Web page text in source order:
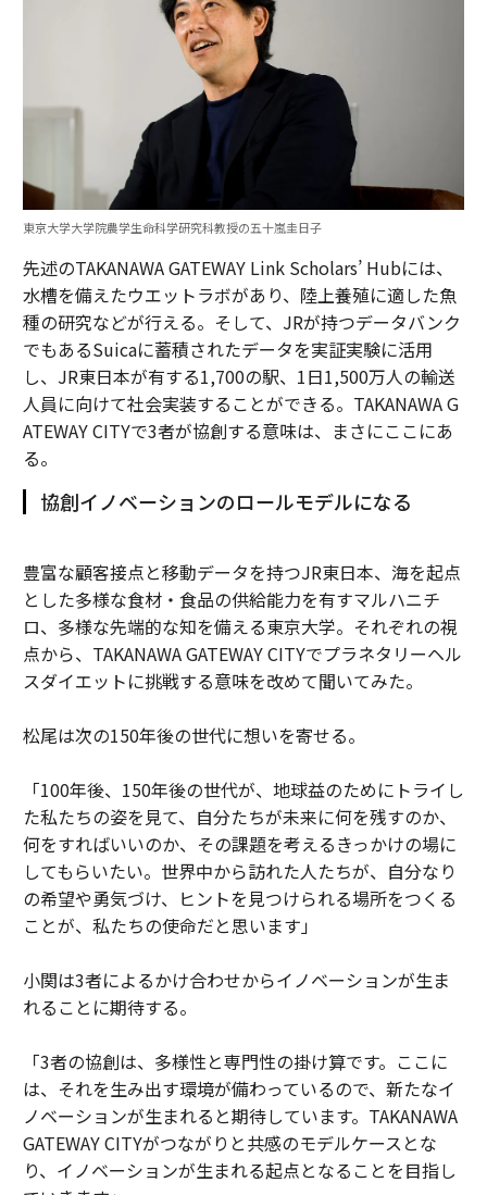
東京大学大学院農学生命科学研究科教授の五十嵐圭日子
先述のTAKANAWA GATEWAY Link Scholars’ Hubには、
水槽を備えたウエットラボがあり、陸上養殖に適した魚
種の研究などが行える。そして、JRが持つデータバンク
でもあるSuicaに蓄積されたデータを実証実験に活用
し、JR東日本が有する1,700の駅、1日1,500万人の輸送
人員に向けて社会実装することができる。TAKANAWA G
ATEWAY CITYで3者が協創する意味は、まさにここにあ
る。
協創イノベーションのロールモデルになる
豊富な顧客接点と移動データを持つJR東日本、海を起点
とした多様な食材・食品の供給能力を有すマルハニチ
ロ、多様な先端的な知を備える東京大学。それぞれの視
点から、TAKANAWA GATEWAY CITYでプラネタリーヘル
スダイエットに挑戦する意味を改めて聞いてみた。
松尾は次の150年後の世代に想いを寄せる。
「100年後、150年後の世代が、地球益のためにトライし
た私たちの姿を見て、自分たちが未来に何を残すのか、
何をすればいいのか、その課題を考えるきっかけの場に
してもらいたい。世界中から訪れた人たちが、自分なり
の希望や勇気づけ、ヒントを見つけられる場所をつくる
ことが、私たちの使命だと思います」
小関は3者によるかけ合わせからイノベーションが生ま
れることに期待する。
「3者の協創は、多様性と専門性の掛け算です。ここに
は、それを生み出す環境が備わっているので、新たなイ
ノベーションが生まれると期待しています。TAKANAWA
GATEWAY CITYがつながりと共感のモデルケースとな
り、イノベーションが生まれる起点となることを目指し